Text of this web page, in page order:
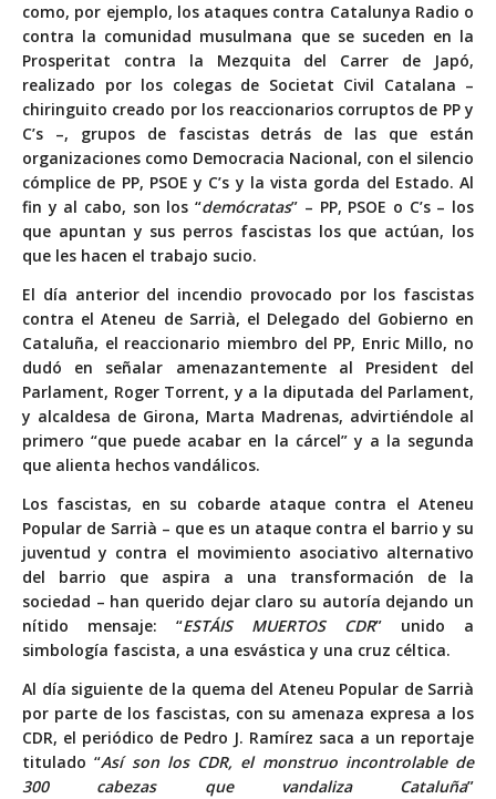
como, por ejemplo, los ataques contra Catalunya Radio o
contra la comunidad musulmana que se suceden en la
Prosperitat contra la Mezquita del Carrer de Japó,
realizado por los colegas de Societat Civil Catalana –
chiringuito creado por los reaccionarios corruptos de PP y
C’s –, grupos de fascistas detrás de las que están
organizaciones como Democracia Nacional, con el silencio
cómplice de PP, PSOE y C’s y la vista gorda del Estado. Al
fin y al cabo, son los “demócratas” – PP, PSOE o C’s – los
que apuntan y sus perros fascistas los que actúan, los
que les hacen el trabajo sucio.
El día anterior del incendio provocado por los fascistas
contra el Ateneu de Sarrià, el Delegado del Gobierno en
Cataluña, el reaccionario miembro del PP, Enric Millo, no
dudó en señalar amenazantemente al President del
Parlament, Roger Torrent, y a la diputada del Parlament,
y alcaldesa de Girona, Marta Madrenas, advirtiéndole al
primero “que puede acabar en la cárcel” y a la segunda
que alienta hechos vandálicos.
Los fascistas, en su cobarde ataque contra el Ateneu
Popular de Sarrià – que es un ataque contra el barrio y su
juventud y contra el movimiento asociativo alternativo
del barrio que aspira a una transformación de la
sociedad – han querido dejar claro su autoría dejando un
nítido mensaje: “ESTÁIS MUERTOS CDR” unido a
simbología fascista, a una esvástica y una cruz céltica.
Al día siguiente de la quema del Ateneu Popular de Sarrià
por parte de los fascistas, con su amenaza expresa a los
CDR, el periódico de Pedro J. Ramírez saca a un reportaje
titulado “Así son los CDR, el monstruo incontrolable de
300 cabezas que vandaliza Cataluña”